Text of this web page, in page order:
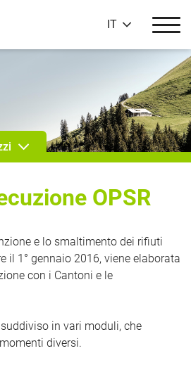
IT
OPSR
e lo smaltimento dei rifiuti
il 1° gennaio 2016, viene elaborata
con i Cantoni e le
in vari moduli, che
diversi.